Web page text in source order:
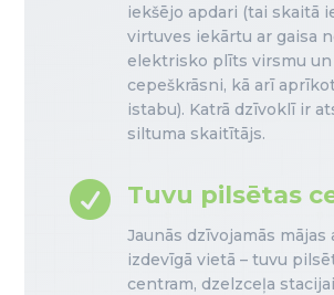
iekšējo apdari (tai skaitā
virtuves iekārtu ar gaisa
elektrisko plīts virsmu
cepeškrāsni, kā arī
istabu). Katrā dzīvoklī ir
siltuma skaitītājs.
 Tuvu pilsētas
Jaunās dzīvojamās mājas
izdevīgā vietā – tuvu
centram, dzelzceļa